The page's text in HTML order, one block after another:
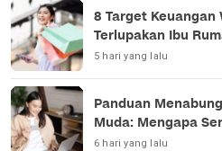
8 Target Keuangan
Terlupakan Ibu
5 hari yang lalu
Panduan
Muda: Mengapa
6 hari yang lalu